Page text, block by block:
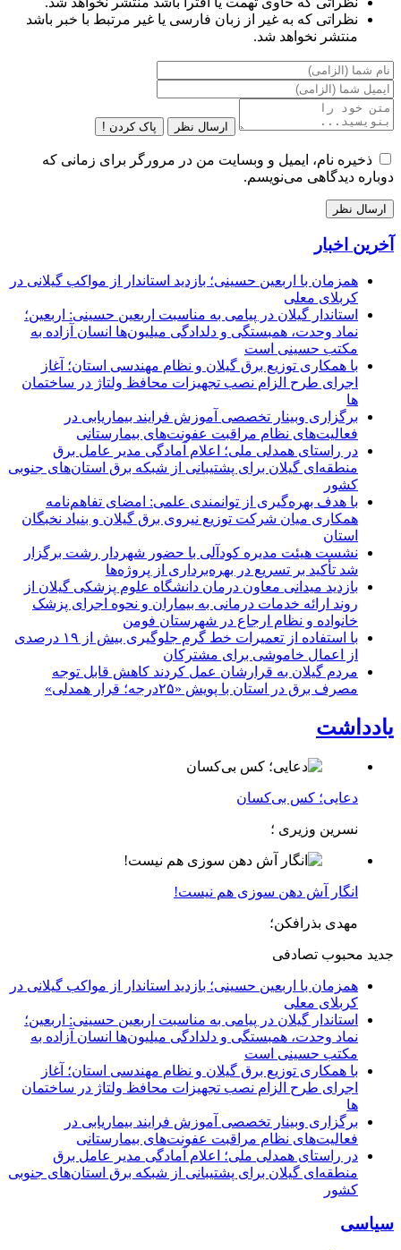
نظراتی که به غیر از زبان فارسی یا غیر مرتبط با خبر باشد
منتشر نخواهد شد.
ارسال نظر پاک کردن !
ذخیره نام، ایمیل و وبسایت من در مرورگر برای زمانی که
دوباره دیدگاهی می‌نویسم.
آخرین اخبار
همزمان با اربعین حسینی؛ بازدید استاندار از مواکب گیلانی در
کربلای معلی
استاندار گیلان در پیامی به مناسبت اربعین حسینی: اربعین؛
نماد وحدت، همبستگی و دلدادگی میلیون‌ها انسان آزاده به
مکتب حسینی است
با همکاری توزیع برق گیلان و نظام مهندسی استان؛ آغاز
اجرای طرح الزام نصب تجهیزات محافظ ولتاژ در ساختمان
ها
برگزاری وبینار تخصصی آموزش فرایند بیماریابی در
فعالیت‌های نظام مراقبت عفونت‌های بیمارستانی
در راستای همدلی ملی؛ اعلام آمادگی مدیر عامل برق
منطقه‌ای گیلان برای پشتیبانی از شبكه برق استان‌های جنوبی
كشور
با هدف بهره‌گیری از توانمندی علمی: امضای تفاهم‌نامه
همكاری میان شركت توزیع نیروی برق گیلان و بنیاد نخبگان
استان
نشست هیئت مدیره کودآلی با حضور شهردار رشت برگزار
شد تأکید بر تسریع در بهره‌برداری از پروژه‌ها
بازدید میدانی معاون درمان دانشگاه علوم پزشکی گیلان از
روند ارائه خدمات درمانی به بیماران و نحوه اجرای پزشک
خانواده و نظام ارجاع در شهرستان فومن
با استفاده از تعمیرات خط گرم جلوگیری بیش از ۱۹ درصدی
از اعمال خاموشی برای مشتركان
مردم گیلان به قرارشان عمل کردند كاهش قابل توجه
مصرف برق در استان با پویش «۲۵درجه؛ قرار همدلی»
یادداشت
دعایی؛ کس بی‌کسان
نسرین وزیری ؛
انگار آش دهن سوزی هم نیست!
مهدی بذرافکن؛
جدید محبوب تصادفی
همزمان با اربعین حسینی؛ بازدید استاندار از مواکب گیلانی در
کربلای معلی
استاندار گیلان در پیامی به مناسبت اربعین حسینی: اربعین؛
نماد وحدت، همبستگی و دلدادگی میلیون‌ها انسان آزاده به
مکتب حسینی است
با همکاری توزیع برق گیلان و نظام مهندسی استان؛ آغاز
اجرای طرح الزام نصب تجهیزات محافظ ولتاژ در ساختمان
ها
برگزاری وبینار تخصصی آموزش فرایند بیماریابی در
فعالیت‌های نظام مراقبت عفونت‌های بیمارستانی
در راستای همدلی ملی؛ اعلام آمادگی مدیر عامل برق
منطقه‌ای گیلان برای پشتیبانی از شبكه برق استان‌های جنوبی
كشور
سیاسی